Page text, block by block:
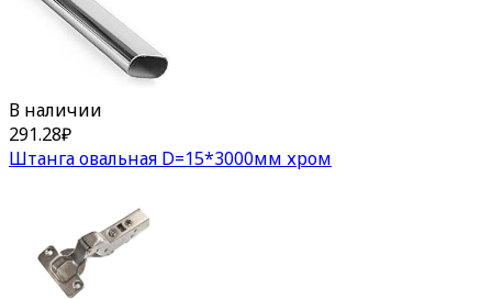
В наличии
291.28₽
Штанга овальная D=15*3000мм хром